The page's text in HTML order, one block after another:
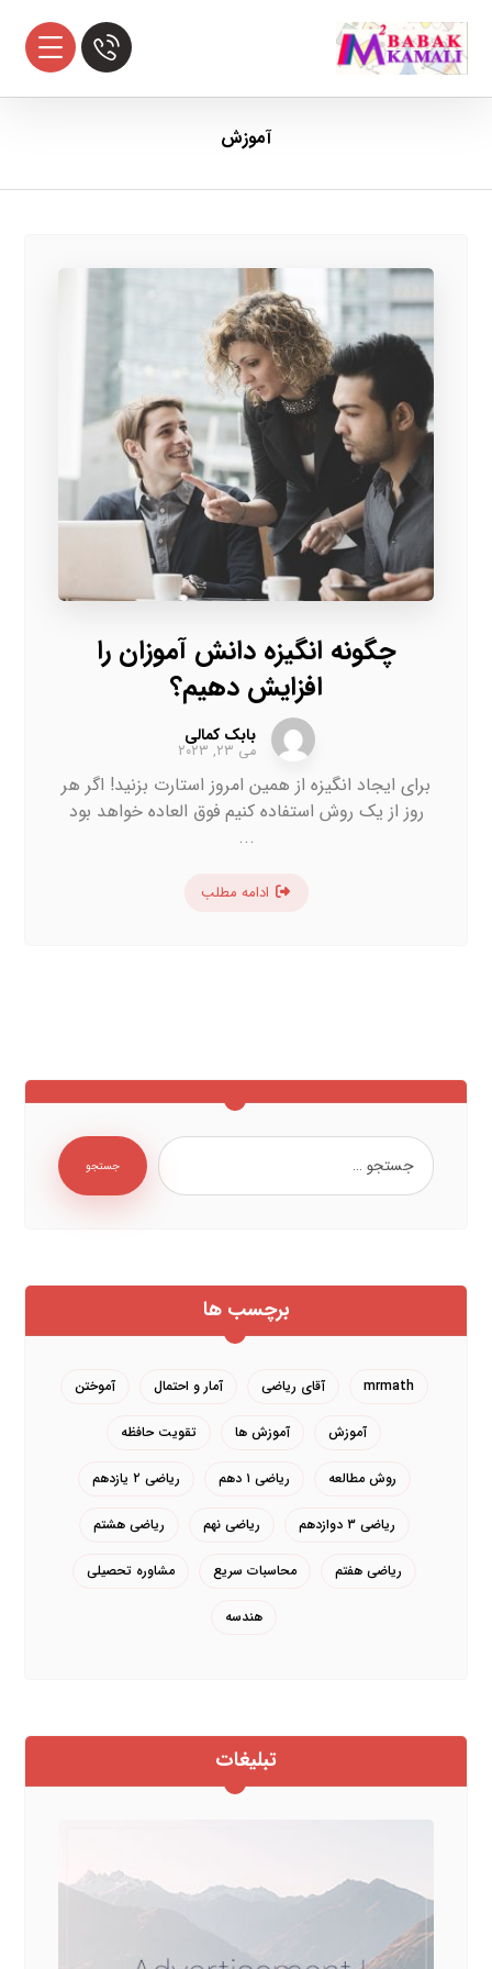
آموزش
چگونه انگیزه دانش آموزان را
افزایش دهیم؟
بابک کمالی
می ۲۳, ۲۰۲۳
براي ايجاد انگيزه از همین امروز استارت بزنید! اگر هر
روز از یک روش استفاده کنیم فوق العاده خواهد بود
...
ادامه مطلب
جستجو
برچسب ها
mrmath آقای ریاضی آمار و احتمال آموختن
آموزش آموزش ها تقویت حافظه
روش مطالعه ریاضی ۱ دهم ریاضی ۲ یازدهم
ریاضی ۳ دوازدهم ریاضی نهم ریاضی هشتم
ریاضی هفتم محاسبات سریع مشاوره تحصیلی
هندسه
تبلیغات